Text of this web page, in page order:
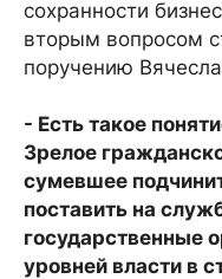
сохранности
вторым вопросом
поручению
- Есть такое
Зрелое
сумевшее
поставить на
государственные
уровней власти в